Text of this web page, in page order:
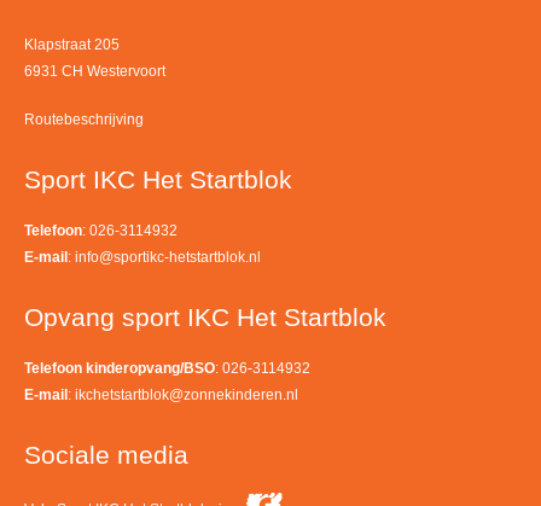
Klapstraat 205
6931 CH Westervoort
Routebeschrijving
Sport IKC Het Startblok
Telefoon: 026-3114932
E-mail : info@sportikc-hetstartblok.nl
Opvang sport IKC Het Startblok
Telefoon kinderopvang/BSO: 026-3114932
E-mail : ikchetstartblok@zonnekinderen.nl
Sociale media